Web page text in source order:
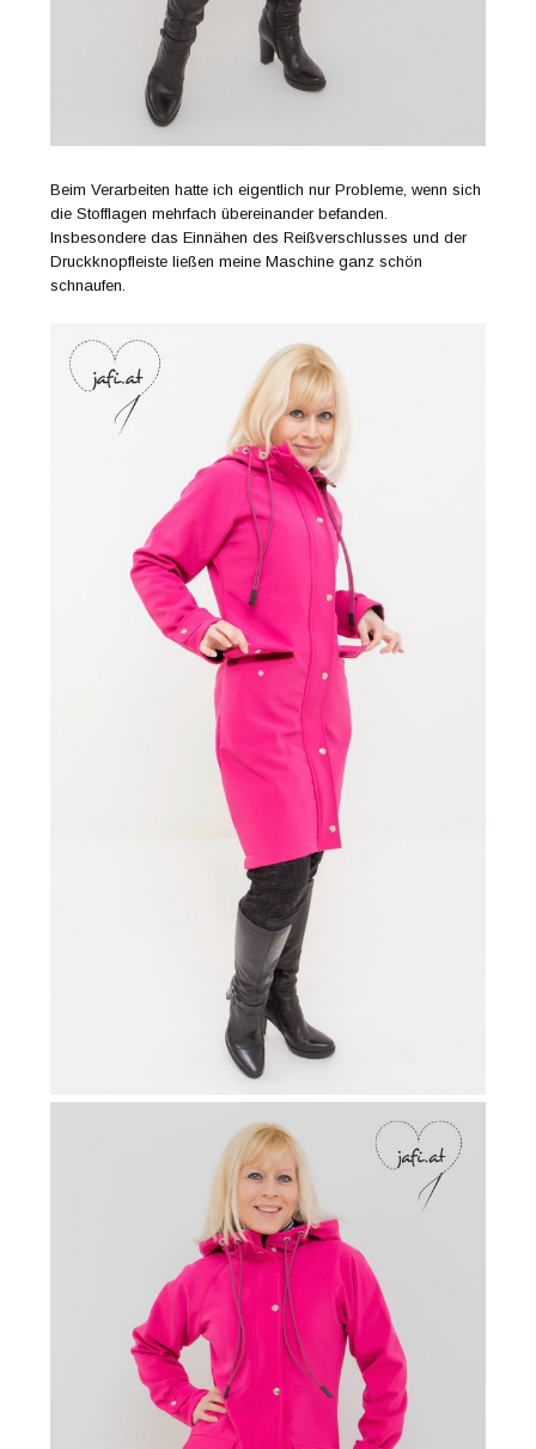
Beim Verarbeiten hatte ich eigentlich nur Probleme, wenn sich
die Stofflagen mehrfach übereinander befanden.
Insbesondere das Einnähen des Reißverschlusses und der
Druckknopfleiste ließen meine Maschine ganz schön
schnaufen.